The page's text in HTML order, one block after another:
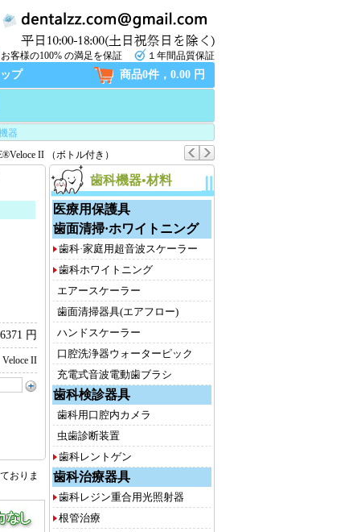
お客様の100% の満足を保証 １年間品質保証
プ 商品0件，0.00 円
器
II （ボトル付き）
歯科機器•材料
医療用保護具
歯面清掃·ホワイトニング
歯科·家庭用超音波スケーラー
歯科ホワイトニング
エアースケーラー
歯面清掃器具(エアフロー)
ハンドスケーラー
口腔洗浄器ウォーターピック
充電式音波電動歯ブラシ
歯科検診器具
歯科用口腔内カメラ
虫歯診断装置
歯科レントゲン
歯科治療器具
歯科レジン重合用光照射器
根管治療
円
Veloce II
おりま